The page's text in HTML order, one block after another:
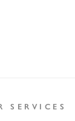
SERVICES